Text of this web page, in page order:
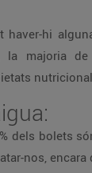
haver-hi
la majoria
dels bolets
nos,